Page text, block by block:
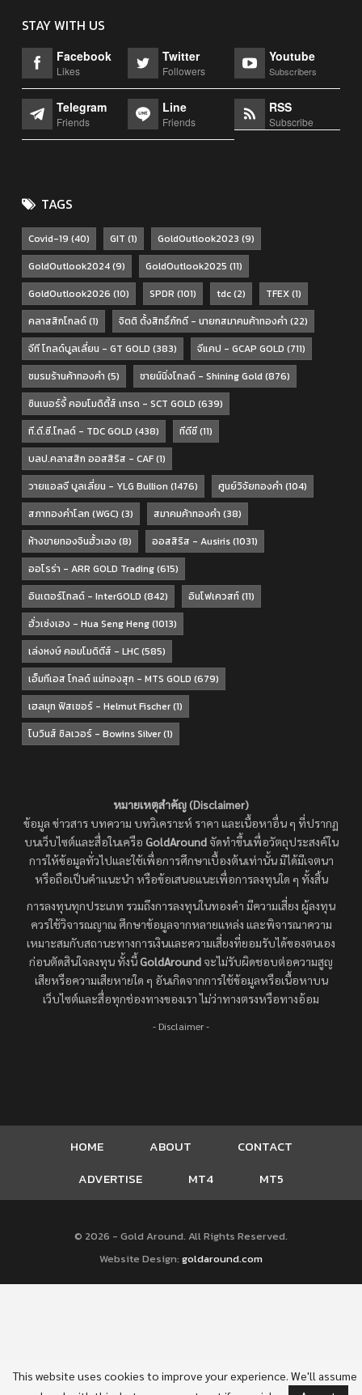
STAY WITH US
Facebook
Likes
Twitter
Followers
Youtube
Subscribers
Telegram
Friends
Line
Friends
RSS
Subscribe
TAGS
Covid-19 (40) GIT (1) GoldOutlook2023 (9)
GoldOutlook2024(9) GoldOutlook2025 (11)
GoldOutlook2026 (10) SPDR (101) tdc(2) TFEX(1)
คลาสสิกโกลด์(1) จิตติ ตั้งสิทธิ์ภักดี - นายกสมาคมค้าทองคำ (22)
จีที โกลด์บูลเลี่ยน - GT GOLD (383) จีแคป - GCAP GOLD (711)
ชมรมร้านค้าทองคำ (5) ชายน์นิ่งโกลด์ - Shining Gold (876)
ซินเนอร์จี้ คอมโมดิตี้ส์ เทรด - SCT GOLD (639)
ที.ดี.ซี.โกลด์ - TDC GOLD (438) ทีดีซี(11)
บลป.คลาสสิก ออสสิริส - CAF(1)
วายแอลจี บูลเลี่ยน - YLG Bullion (1476) ศูนย์วิจัยทองคำ (104)
สภาทองคำโลก (WGC) (3) สมาคมค้าทองคำ (38)
ห้างขายทองจินฮั้วเฮง (8) ออสสิริส - Ausiris(1031)
ออโรร่า - ARR GOLD Trading(615)
อินเตอร์โกลด์ - InterGOLD (842) อินโฟเควสท์(11)
ฮั่วเซ่งเฮง - Hua Seng Heng(1013)
เล่งหงษ์ คอมโมดิตีส์ - LHC(585)
เอ็มทีเอส โกลด์ แม่ทองสุก - MTS GOLD (679)
เฮลมุท ฟิสเชอร์ - Helmut Fischer(1)
โบวินส์ ซิลเวอร์ - Bowins Silver(1)
หมายเหตุสำคัญ (Disclaimer)
ข้อมูล ข่าวสาร บทความ บทวิเคราะห์ ราคา และเนื้อหาอื่น ๆ ที่ปรากฏ
บนเว็บไซต์และสื่อในเครือ GoldAroundจัดทำขึ้นเพื่อวัตถุประสงค์ใน
การให้ข้อมูลทั่วไปและใช้เพื่อการศึกษาเบื้องต้นเท่านั้น มิได้มีเจตนา
หรือถือเป็นคำแนะนำ หรือข้อเสนอแนะเพื่อการลงทุนใด ๆ ทั้งสิ้น
การลงทุนทุกประเภท รวมถึงการลงทุนในทองคำ มีความเสี่ยง ผู้ลงทุน
ควรใช้วิจารณญาณ ศึกษาข้อมูลจากหลายแหล่ง และพิจารณาความ
เหมาะสมกับสถานะทางการเงินและความเสี่ยงที่ยอมรับได้ของตนเอง
ก่อนตัดสินใจลงทุน ทั้งนี้GoldAround จะไม่รับผิดชอบต่อความสูญ
เสียหรือความเสียหายใด ๆ อันเกิดจากการใช้ข้อมูลหรือเนื้อหาบน
เว็บไซต์และสื่อทุกช่องทางของเรา ไม่ว่าทางตรงหรือทางอ้อม
- Disclaimer -
HOME ABOUT
CONTACT
ADVERTISE
MT4 MT5
© 2026 - Gold Around. All Rights Reserved.
Website Design: goldaround.com
This website uses cookies to improve your experience. We'll assume